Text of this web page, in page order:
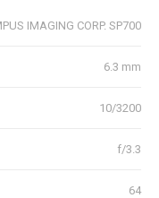
IMAGING CORP. SP700
6.3 mm
10/3200
f/3.3
64